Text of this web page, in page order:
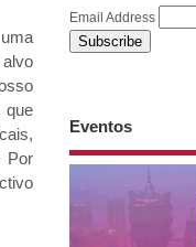
que
Por
Email Address
Eventos